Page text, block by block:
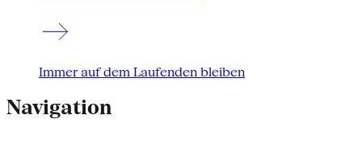
Immer auf dem Laufenden bleiben
Navigation